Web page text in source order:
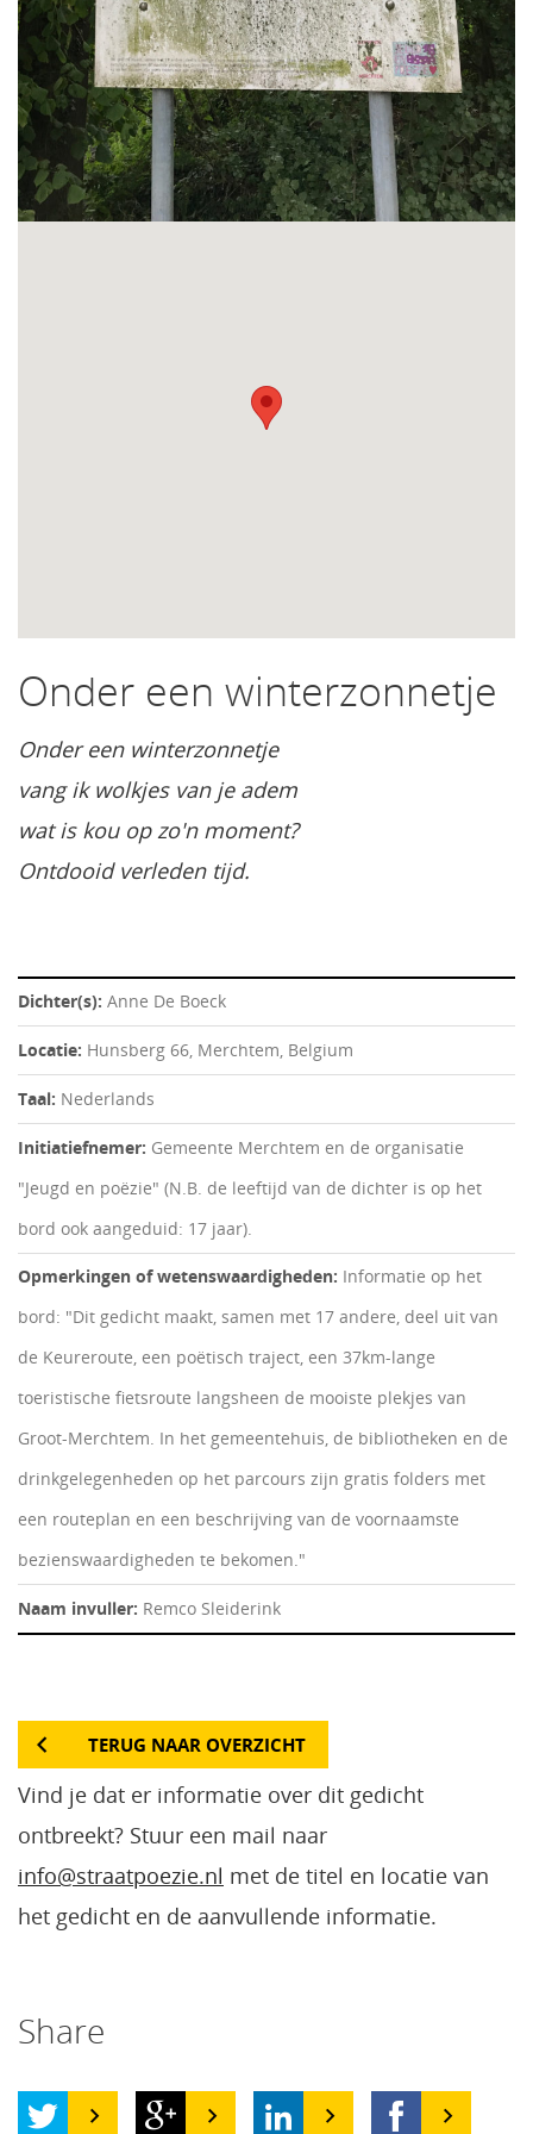
Onder een winterzonnetje
Onder een winterzonnetje
vang ik wolkjes van je adem
wat is kou op zo'n moment?
Ontdooid verleden tijd.
Dichter(s): Anne De Boeck
Locatie: Hunsberg 66, Merchtem, Belgium
Taal: Nederlands
Initiatiefnemer: Gemeente Merchtem en de organisatie
"Jeugd en poëzie" (N.B. de leeftijd van de dichter is op het
bord ook aangeduid: 17 jaar).
Opmerkingen of wetenswaardigheden: Informatie op het
bord: "Dit gedicht maakt, samen met 17 andere, deel uit van
de Keureroute, een poëtisch traject, een 37km-lange
toeristische fietsroute langsheen de mooiste plekjes van
Groot-Merchtem. In het gemeentehuis, de bibliotheken en de
drinkgelegenheden op het parcours zijn gratis folders met
een routeplan en een beschrijving van de voornaamste
bezienswaardigheden te bekomen."
Naam invuller: Remco Sleiderink
TERUG NAAR OVERZICHT
Vind je dat er informatie over dit gedicht
ontbreekt? Stuur een mail naar
info@straatpoezie.nl met de titel en locatie van
het gedicht en de aanvullende informatie.
Share